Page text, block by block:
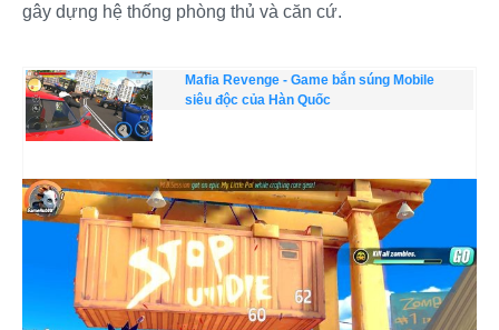
gây dựng hệ thống phòng thủ và căn cứ.
Mafia Revenge - Game bắn súng Mobile
siêu độc của Hàn Quốc